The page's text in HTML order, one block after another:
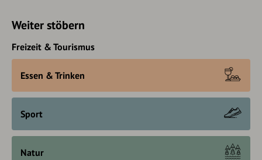
Weiter stöbern
Freizeit & Tourismus
Essen & Trinken
Sport
Natur